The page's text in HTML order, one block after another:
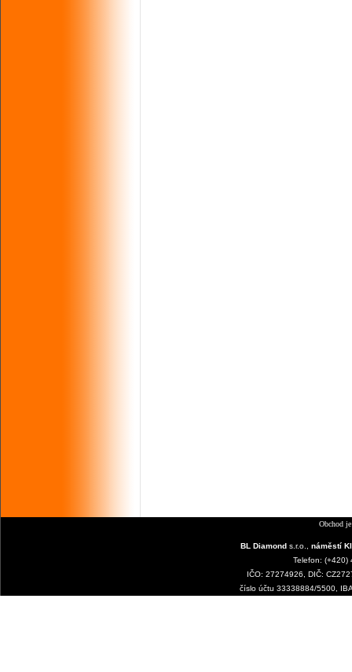
Obchod
BL Diamonds.r.o., náměstí
Telefon: (+420)
IČO: 27274926, DIČ:
číslo účtu 33338884/5500,